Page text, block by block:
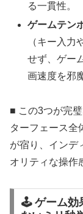
る一貫性。
ゲームテン
（キー入力
せず、ゲー
画速度を邪
■ この3つが完
ターフェース全
が宿り、インデ
オリティな操作
🕹️ ゲーム効